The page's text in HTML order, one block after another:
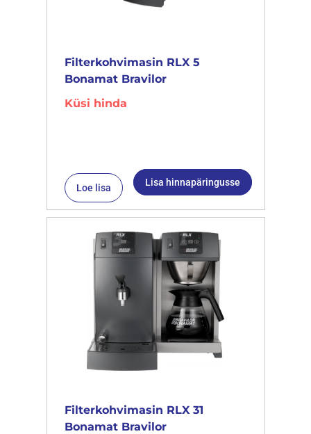
Filterkohvimasin RLX 5
Bonamat Bravilor
Küsi hinda
Loe lisa Lisa hinnapäringusse
Filterkohvimasin RLX 31
Bonamat Bravilor